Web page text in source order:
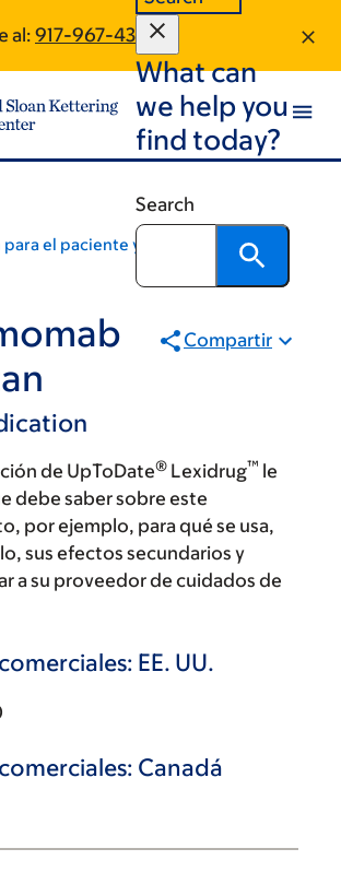
al: 917-967-4310
What can
we help you
find today?
Search
para el paciente y la comunidad
Compartir
de UpToDate® Lexidrug™ le
debe saber sobre este
por ejemplo, para qué se usa,
sus efectos secundarios y
a su proveedor de cuidados de
EE. UU.
Canadá